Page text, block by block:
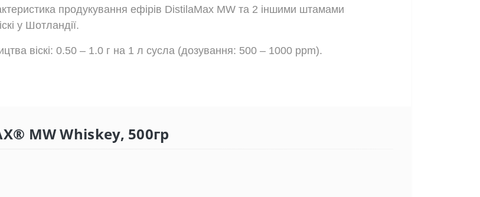
продукування ефірів DistilaMax MW та 2 іншими штамами
у Шотландії.
віскі: 0.50 – 1.0 г на 1 л сусла (дозування: 500 – 1000 ppm).
MW Whiskey, 500гр